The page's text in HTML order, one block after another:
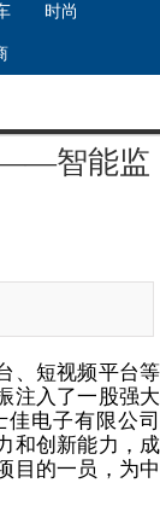
时尚
智能监
、短视频平台等
注入了一股强大
电子有限公司
和创新能力，成
目的一员，为中